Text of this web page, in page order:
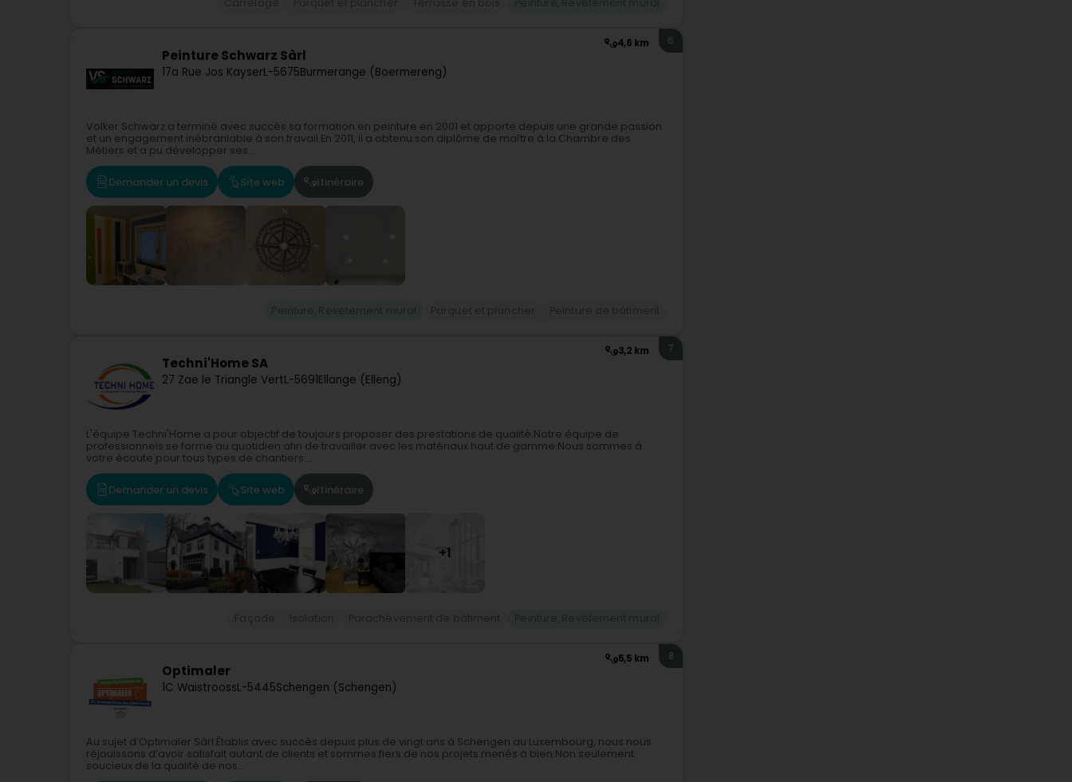
4,6 km
Peinture Schwarz Sàrl
17a Rue Jos KayserL-5675Burmerange (Boermereng)
6
Volker Schwarz a terminé avec succès sa formation en peinture en 2001 et apporte depuis une grande passion
et un engagement inébranlable à son travail.En 2011, il a obtenu son diplôme de maître à la Chambre des
Métiers et a pu développer ses...
Demander un devis Site web Itinéraire
3,2 km
Techni'Home SA
27 Zae le Triangle VertL-5691Ellange (Elleng)
7
L'équipe Techni'Home a pour objectif de toujours proposer des prestations de qualité.Notre équipe de
professionnels se forme au quotidien afin de travailler avec les matériaux haut de gamme.Nous sommes à
votre écoute pour tous types de chantiers:...
Demander un devis Site web Itinéraire
+1
5,5 km
Optimaler
1C WaistroossL-5445Schengen (Schengen)
8
Au sujet d’Optimaler Sàrl:Établis avec succès depuis plus de vingt ans à Schengen au Luxembourg, nous nous
réjouissons d’avoir satisfait autant de clients et sommes fiers de nos projets menés à bien.Non seulement
soucieux de la qualité de nos...